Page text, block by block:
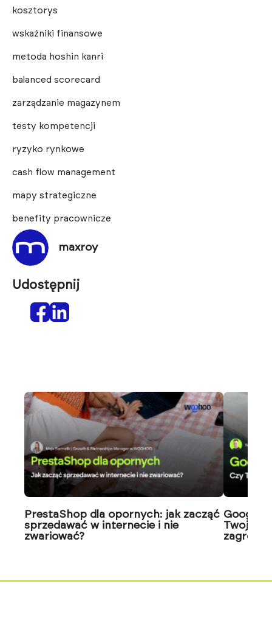
kosztorys
wskaźniki finansowe
metoda hoshin kanri
balanced scorecard
zarządzanie magazynem
testy kompetencji
ryzyko rynkowe
cash flow management
mapy strategiczne
benefity pracownicze
maxroy
Udostępnij
PrestaShop dla opornych: jak zacząć
sprzedawać w internecie i nie
zwariować?
Google
Twoja